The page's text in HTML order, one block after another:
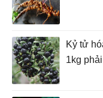
Kỷ tử
1kg